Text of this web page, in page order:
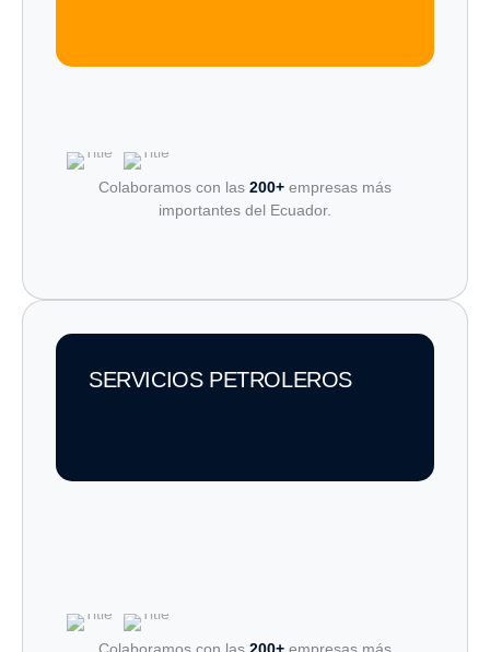
Colaboramos con las 200+ empresas más
importantes del Ecuador.
SERVICIOS PETROLEROS